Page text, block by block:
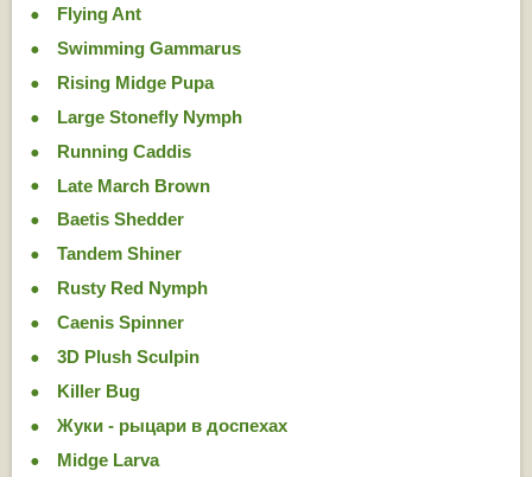
Flying Ant
Swimming Gammarus
Rising Midge Pupa
Large Stonefly Nymph
Running Caddis
Late March Brown
Baetis Shedder
Tandem Shiner
Rusty Red Nymph
Caenis Spinner
3D Plush Sculpin
Killer Bug
Жуки - рыцари в доспехах
Midge Larva